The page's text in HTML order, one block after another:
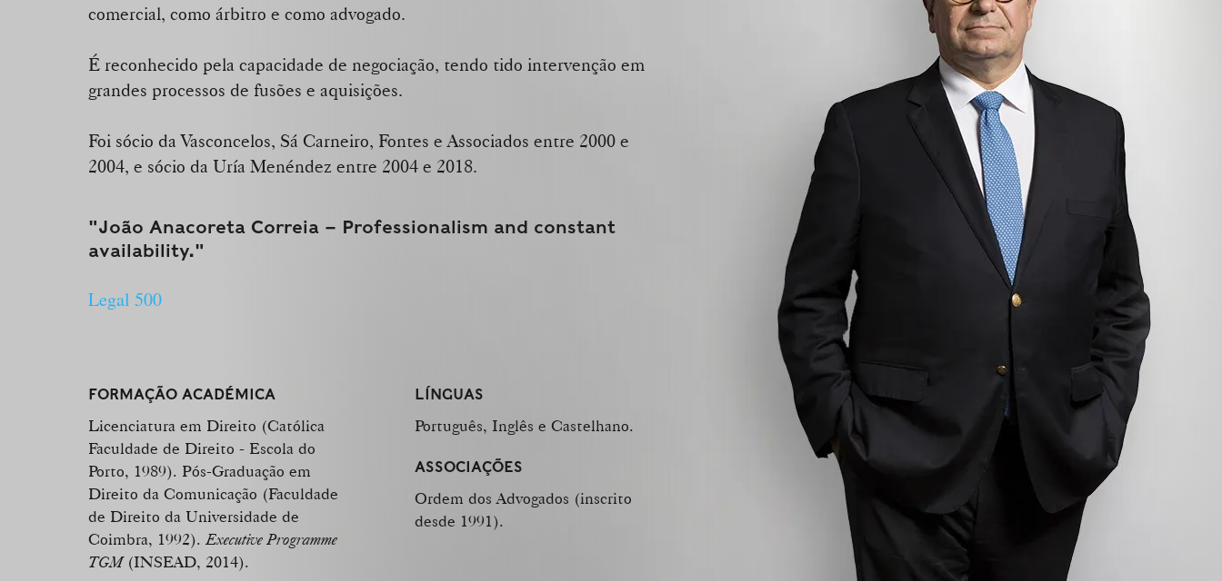
comercial, como árbitro e como advogado.
É reconhecido pela capacidade de negociação, tendo tido intervenção em
grandes processos de fusões e aquisições.
Foi sócio da Vasconcelos, Sá Carneiro, Fontes e Associados entre 2000 e
2004, e sócio da Uría Menéndez entre 2004 e 2018.
"João Anacoreta Correia – Professionalism and constant
availability."
Legal 500
FORMAÇÃO ACADÉMICA
Licenciatura em Direito (Católica
Faculdade de Direito - Escola do
Porto, 1989). Pós-Graduação em
Direito da Comunicação (Faculdade
de Direito da Universidade de
Coimbra, 1992). Executive Programme
TGM(INSEAD, 2014).
LÍNGUAS
Português, Inglês e Castelhano.
ASSOCIAÇÕES
Ordem dos Advogados (inscrito
desde 1991).